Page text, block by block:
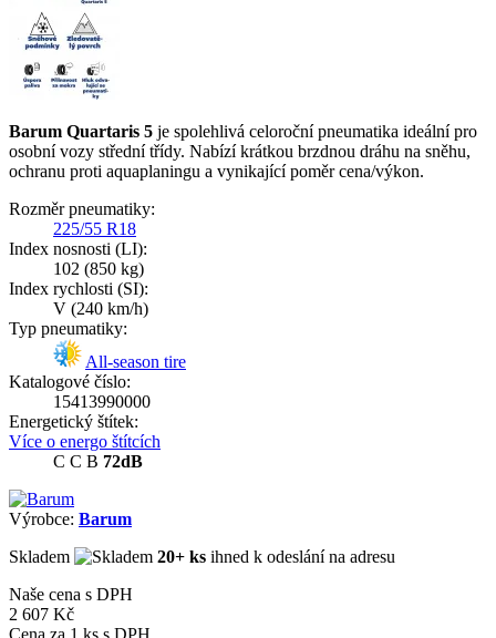
Barum Quartaris 5 je spolehlivá celoroční pneumatika ideální pro
osobní vozy střední třídy. Nabízí krátkou brzdnou dráhu na sněhu,
ochranu proti aquaplaningu a vynikající poměr cena/výkon.
Rozměr pneumatiky:
225/55 R18
Index nosnosti (LI):
102 (850 kg)
Index rychlosti (SI):
V (240 km/h)
Typ pneumatiky:
All-season tire
Katalogové číslo:
15413990000
Energetický štítek:
Více o energo štítcích
C C B 72dB
Výrobce: Barum
Skladem
20+ ks ihned k odeslání na adresu
Naše cena s DPH
2 607 Kč